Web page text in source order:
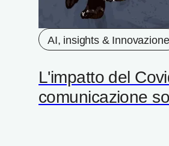
AI, insights & Innovazione
L'impatto del
comunicazione